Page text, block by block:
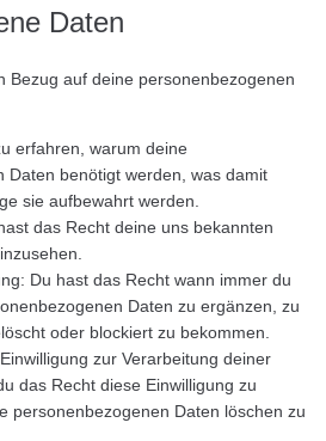
Daten
Bezug auf deine personenbezogenen
erfahren, warum deine
Daten benötigt werden, was damit
sie aufbewahrt werden.
das Recht deine uns bekannten
Du hast das Recht wann immer du
Daten zu ergänzen, zu
oder blockiert zu bekommen.
zur Verarbeitung deiner
das Recht diese Einwilligung zu
personenbezogenen Daten löschen zu